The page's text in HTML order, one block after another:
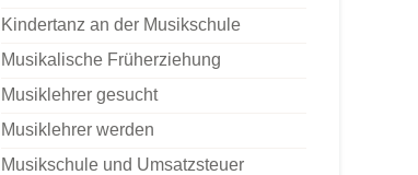
Kindertanz an der Musikschule
Musikalische Früherziehung
Musiklehrer gesucht
Musiklehrer werden
Musikschule und Umsatzsteuer